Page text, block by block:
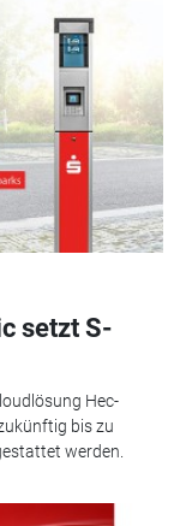
setzt S-
Hec-
bis zu
werden.